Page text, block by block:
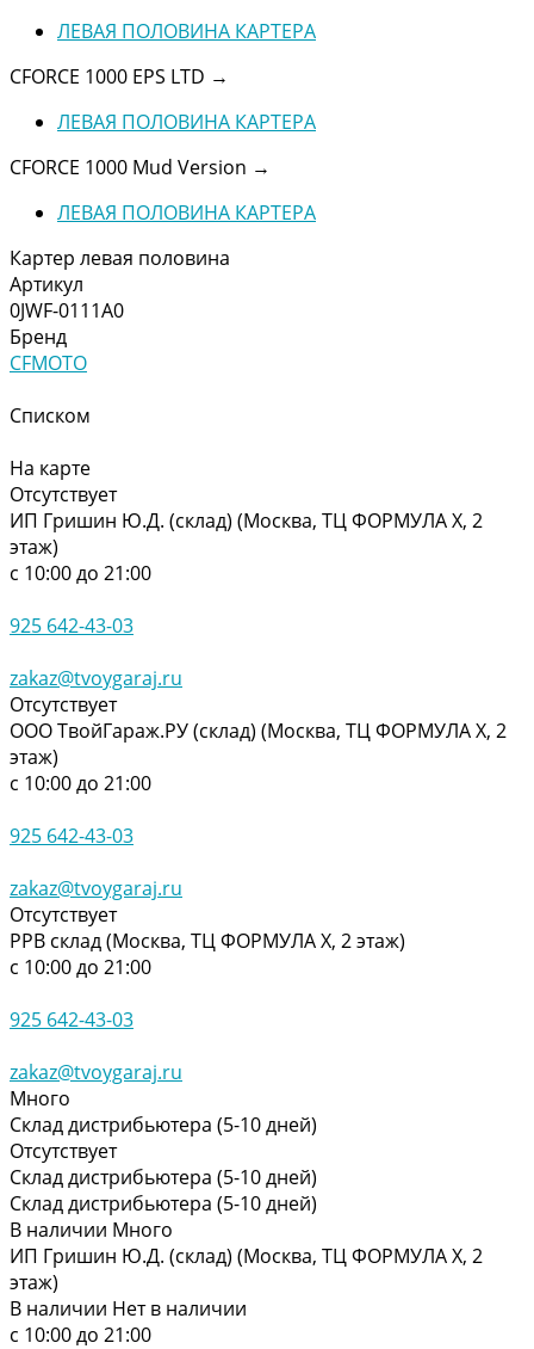
ЛЕВАЯ ПОЛОВИНА КАРТЕРА
CFORCE 1000 EPS LTD →
ЛЕВАЯ ПОЛОВИНА КАРТЕРА
CFORCE 1000 Mud Version →
ЛЕВАЯ ПОЛОВИНА КАРТЕРА
Картер левая половина
Артикул
0JWF-0111A0
Бренд
CFMOTO
Списком
На карте
Отсутствует
ИП Гришин Ю.Д. (склад) (Москва, ТЦ ФОРМУЛА Х, 2
этаж)
с 10:00 до 21:00
925 642-43-03
zakaz@tvoygaraj.ru
Отсутствует
ООО ТвойГараж.РУ (склад) (Москва, ТЦ ФОРМУЛА Х, 2
этаж)
с 10:00 до 21:00
925 642-43-03
zakaz@tvoygaraj.ru
Отсутствует
РРВ склад (Москва, ТЦ ФОРМУЛА Х, 2 этаж)
с 10:00 до 21:00
925 642-43-03
zakaz@tvoygaraj.ru
Много
Склад дистрибьютера (5-10 дней)
Отсутствует
Склад дистрибьютера (5-10 дней)
Склад дистрибьютера (5-10 дней)
В наличии Много
ИП Гришин Ю.Д. (склад) (Москва, ТЦ ФОРМУЛА Х, 2
этаж)
В наличии Нет в наличии
с 10:00 до 21:00